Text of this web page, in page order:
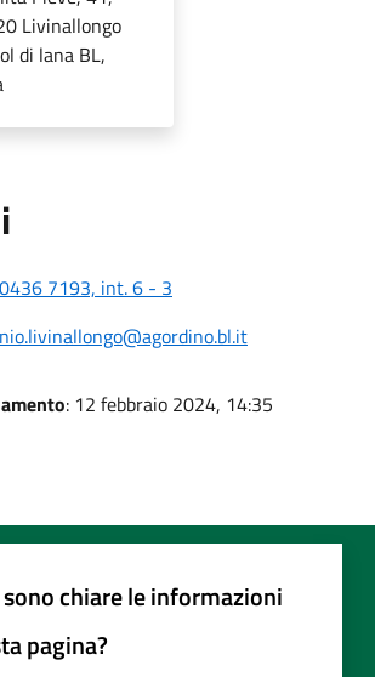
Livinallongo
di lana BL,
7193, int. 6 - 3
: 12 febbraio 2024, 14:35
chiare le informazioni
pagina?